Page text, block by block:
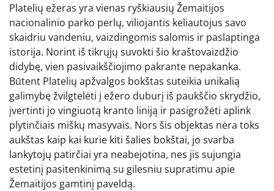
Platelių ežeras yra vienas ryškiausių Žemaitijos
nacionalinio parko perlų, viliojantis keliautojus savo
skaidriu vandeniu, vaizdingomis salomis ir paslaptinga
istorija. Norint iš tikrųjų suvokti šio kraštovaizdžio
didybę, vien pasivaikščiojimo pakrante nepakanka.
Būtent Platelių apžvalgos bokštas suteikia unikalią
galimybę žvilgtelėti į ežero duburį iš paukščio skrydžio,
įvertinti jo vingiuotą kranto liniją ir pasigrožėti aplink
plytinčiais miškų masyvais. Nors šis objektas nėra toks
aukštas kaip kai kurie kiti šalies bokštai, jo svarba
lankytojų patirčiai yra neabejotina, nes jis sujungia
estetinį pasitenkinimą su gilesniu supratimu apie
Žemaitijos gamtinį paveldą.